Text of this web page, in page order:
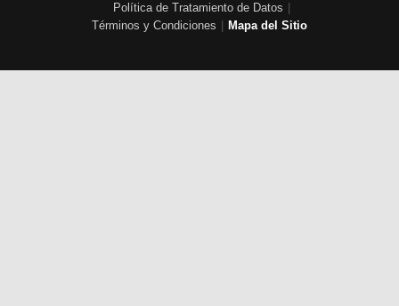
Política de Tratamiento de Datos
Términos y Condiciones
Mapa del Sitio